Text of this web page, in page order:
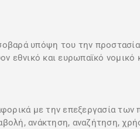
υπόψη του την προστασία
και ευρωπαϊκό νομικό
με την επεξεργασία
ανάκτηση, αναζήτηση,